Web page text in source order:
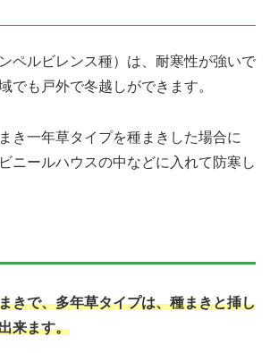
ペルビレンス種）は、耐寒性が強いで
でも戸外で冬越しができます。
き一年草タイプを種まきした場合に
ニールハウスの中などに入れて防寒し
きで、多年草タイプは、種まきと挿し
来ます。